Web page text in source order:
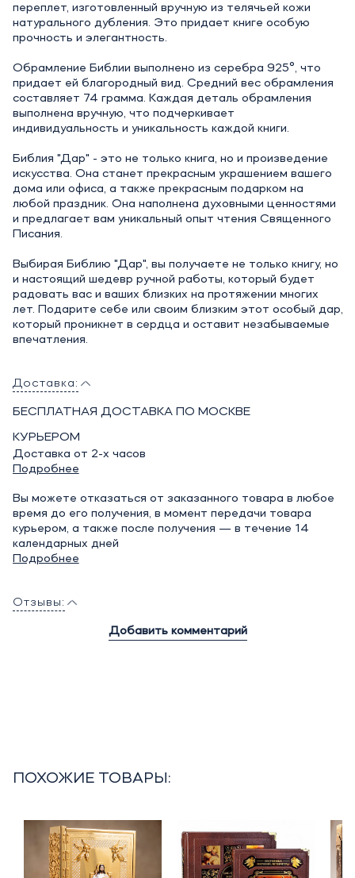
переплет, изготовленный вручную из телячьей кожи
натурального дубления. Это придает книге особую
прочность и элегантность.
Обрамление Библии выполнено из серебра 925°, что
придает ей благородный вид. Средний вес обрамления
составляет 74 грамма. Каждая деталь обрамления
выполнена вручную, что подчеркивает
индивидуальность и уникальность каждой книги.
Библия "Дар" - это не только книга, но и произведение
искусства. Она станет прекрасным украшением вашего
дома или офиса, а также прекрасным подарком на
любой праздник. Она наполнена духовными ценностями
и предлагает вам уникальный опыт чтения Священного
Писания.
Выбирая Библию "Дар", вы получаете не только книгу, но
и настоящий шедевр ручной работы, который будет
радовать вас и ваших близких на протяжении многих
лет. Подарите себе или своим близким этот особый дар,
который проникнет в сердца и оставит незабываемые
впечатления.
Доставка:
БЕСПЛАТНАЯ ДОСТАВКА ПО МОСКВЕ
КУРЬЕРОМ
Доставка от 2-х часов
Подробнее
Вы можете отказаться от заказанного товара в любое
время до его получения, в момент передачи товара
курьером, а также после получения — в течение 14
календарных дней
Подробнее
Отзывы:
Добавить комментарий
ПОХОЖИЕ ТОВАРЫ: